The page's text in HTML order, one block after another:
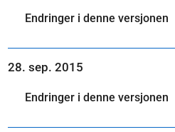
Endringer i denne versjonen
28. sep. 2015
Endringer i denne versjonen